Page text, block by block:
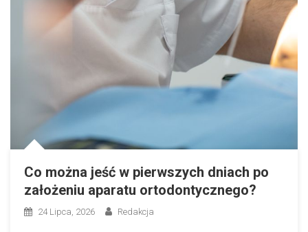
Co można jeść w pierwszych dniach po
założeniu aparatu ortodontycznego?
24 Lipca, 2026 Redakcja